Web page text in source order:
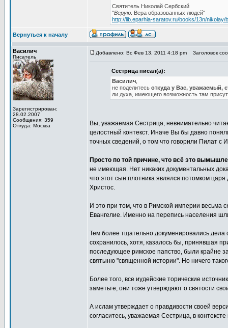
Святитель Николай Сербский
"Верую . Вера образованных людей"
http://lib.eparhia-saratov.ru/books/13n/nikolay/
Вернуться к началу
Василич
Писатель
Зарегистрирован:
28.02.2007
Сообщения: 359
Откуда: Москва
Добавлено: Вс Фев 13, 2011 4:18 pm Заголовок
Сестрица писал(а):
Василич
не поделитесь откуда у Вас, уважаемый,
ли духа, имеющего возможность там
Вы, уважаемая Сестрица, невнимательно
целостный контекст. Иначе Вы бы давно
точных сведений, о том что говорили Пилат с
Просто по той причине, что всё это
не имеющая. Нет никаких документальных
что этот сын плотника являлся потомком
Христос.
И это при том, что в Римской империи весьма
Евангелие. Именно на перепись населения
Тем более тщательно докуменировались дела
сохранилось, хотя, казалось бы, принявшая
последующее римское папство, были крайне
святыню "священной истории". Но ничего
Более того, все иудейские торические
заметьте, они тоже утверждают о святости
А ислам утверждает о правдивости своей
согласитесь, уважаемая Сестрица, в